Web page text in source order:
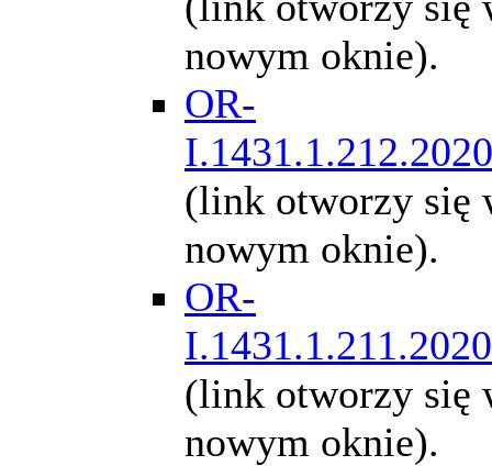
nowym oknie).
OR-
I.1431.1.212.2020
(link otworzy się
nowym oknie).
OR-
I.1431.1.211.2020
(link otworzy się
nowym oknie).